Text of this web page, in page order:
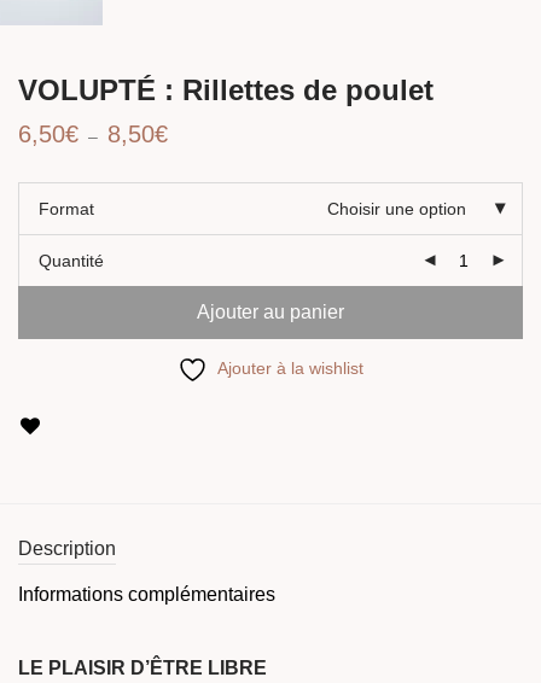
VOLUPTÉ : Rillettes de poulet
6,50€ – 8,50€Plage
de
6,50€
Format Choisir une option
Quantité
Ajouter au panier
Ajouter à la wishlist
Description
Informations complémentaires
LE PLAISIR D’ÊTRE LIBRE